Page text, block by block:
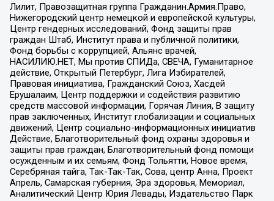
Лилит, Правозащитная группа Гражданин.Армия.Право,
Нижегородский центр немецкой и европейской культуры,
Центр гендерных исследований, Фонд защиты прав
граждан Штаб, Институт права и публичной политики,
Фонд борьбы с коррупцией, Альянс врачей,
НАСИЛИЮ.НЕТ, Мы против СПИДа, СВЕЧА, Гуманитарное
действие, Открытый Петербург, Лига Избирателей,
Правовая инициатива, Гражданский Союз, Хасдей
Ерушалаим, Центр поддержки и содействия развитию
средств массовой информации, Горячая Линия, В защиту
прав заключенных, Институт глобализации и социальных
движений, Центр социально-информационных инициатив
Действие, Благотворительный фонд охраны здоровья и
защиты прав граждан, Благотворительный фонд помощи
осужденным и их семьям, Фонд Тольятти, Новое время,
Серебряная тайга, Так-Так-Так, Сова, центр Анна, Проект
Апрель, Самарская губерния, Эра здоровья, Мемориал,
Аналитический Центр Юрия Левады, Издательство Парк